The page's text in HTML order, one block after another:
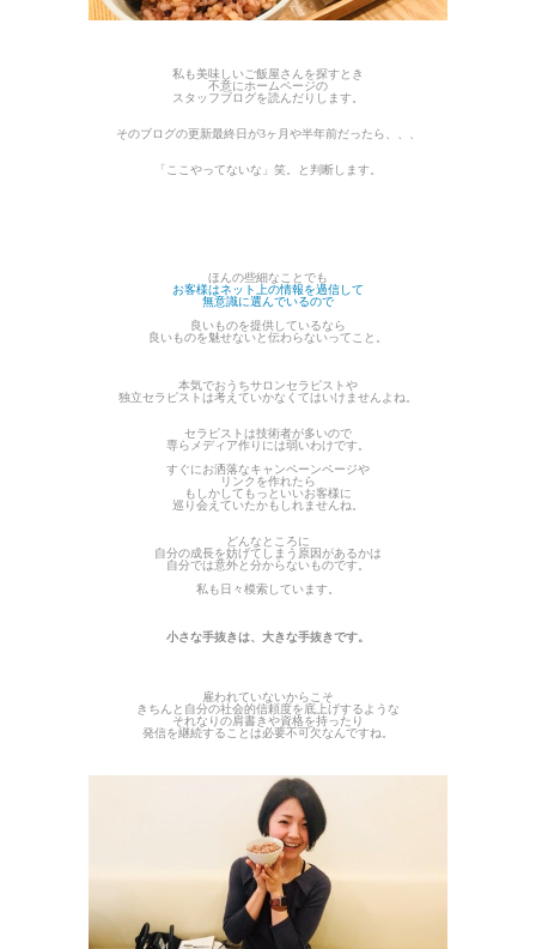
私も美味しいご飯屋さんを探すとき
不意にホームページの
スタッフブログを読んだりします。
そのブログの更新最終日が3ヶ月や半年前だったら、、、
「ここやってないな」笑。と判断します。
ほんの些細なことでも
お客様はネット上の情報を過信して
無意識に選んでいるので
良いものを提供しているなら
良いものを魅せないと伝わらないってこと
本気でおうちサロンセラピストや
独立セラピストは考えていかなくてはいけませんよね。
セラピストは技術者が多いので
専らメディア作りには弱いわけです。
すぐにお洒落なキャンペーンページや
リンクを作れたら
もしかしてもっといいお客様に
巡り会えていたかもしれませんね。
どんなところに
自分の成長を妨げてしまう原因があるかは
自分では意外と分からないものです。
私も日々模索しています。
小さな手抜きは、大きな手抜きです。
雇われていないからこそ
きちんと自分の社会的信頼度を底上げするような
それなりの肩書きや資格を持ったり
発信を継続することは必要不可欠なんですね。